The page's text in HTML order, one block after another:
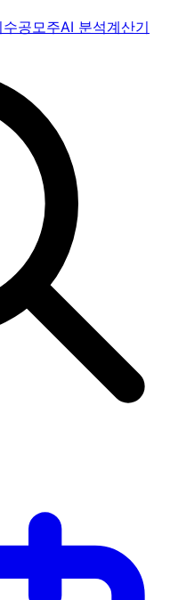
수공모주AI 분석계산기